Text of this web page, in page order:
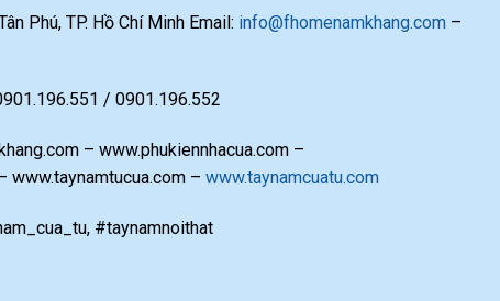
Phú, TP. Hồ Chí Minh Email: info@fhomenamkhang.com –
/ 0901.196.552
– www.phukiennhacua.com –
www.taynamtucua.com – www.taynamcuatu.com
#taynamnoithat